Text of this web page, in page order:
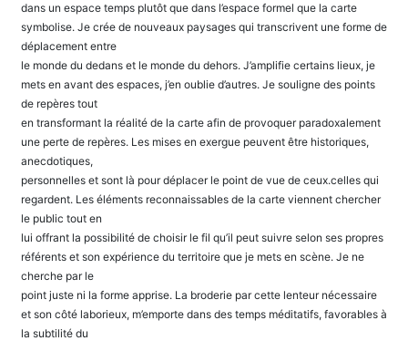
dans un espace temps plutôt que dans l’espace formel que la carte
symbolise. Je crée de nouveaux paysages qui transcrivent une forme de
déplacement entre
le monde du dedans et le monde du dehors. J’amplifie certains lieux, je
mets en avant des espaces, j’en oublie d’autres. Je souligne des points
de repères tout
en transformant la réalité de la carte afin de provoquer paradoxalement
une perte de repères. Les mises en exergue peuvent être historiques,
anecdotiques,
personnelles et sont là pour déplacer le point de vue de ceux.celles qui
regardent. Les éléments reconnaissables de la carte viennent chercher
le public tout en
lui offrant la possibilité de choisir le fil qu’il peut suivre selon ses propres
référents et son expérience du territoire que je mets en scène. Je ne
cherche par le
point juste ni la forme apprise. La broderie par cette lenteur nécessaire
et son côté laborieux, m’emporte dans des temps méditatifs, favorables à
la subtilité du